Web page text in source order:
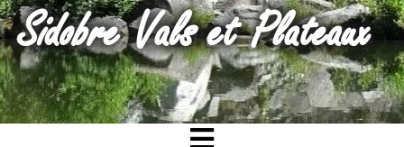
Sidobre Vals et Plateaux